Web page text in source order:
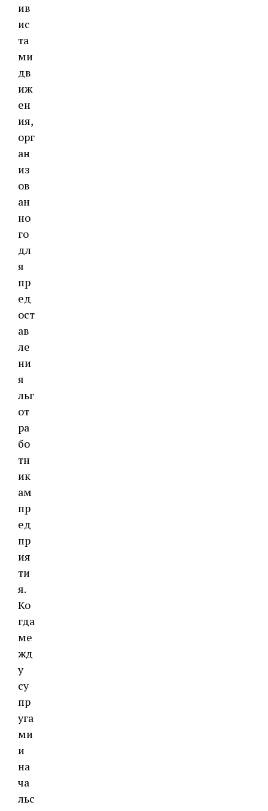
ив
ис
та
ми
дв
иж
ен
ия,
орг
ан
из
ов
ан
но
го
дл
я
пр
ед
ост
ав
ле
ни
я
льг
от
ра
бо
тн
ик
ам
пр
ед
пр
ия
ти
я.
Ко
гда
ме
жд
у
су
пр
уга
ми
и
на
ча
льс